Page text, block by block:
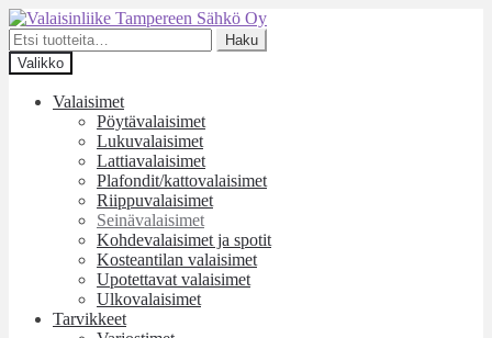
Siirry
navigointiin
Siirry
sisältöön
Etsi:
Haku
Valikko
Valaisimet
Pöytävalaisimet
Lukuvalaisimet
Lattiavalaisimet
Plafondit/kattovalaisimet
Riippuvalaisimet
Seinävalaisimet
Kohdevalaisimet ja spotit
Kosteantilan valaisimet
Upotettavat valaisimet
Ulkovalaisimet
Tarvikkeet